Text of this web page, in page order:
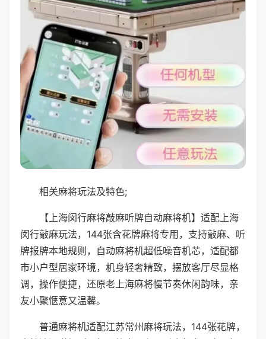
相关麻将玩法及特色;
【上海闵行麻将敲麻听牌自动麻将机】适配上海
闵行敲麻玩法，144张含花牌麻将专用，支持敲麻、听
牌报牌本地规则，自动麻将机超低噪音机芯，适配都
市小户型居家环境，机身轻奢精致，摆放客厅尽显格
调，操作便捷，还原老上海麻将慢节奏休闲韵味，亲
友小聚惬意又温馨。
普通麻将机适配江苏常州麻将玩法，144张花牌，